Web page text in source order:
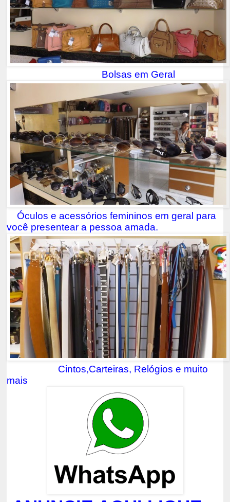
Bolsas em Geral
Óculos e acessórios femininos em geral para
você presentear a pessoa amada.
Cintos,Carteiras, Relógios e muito
mais